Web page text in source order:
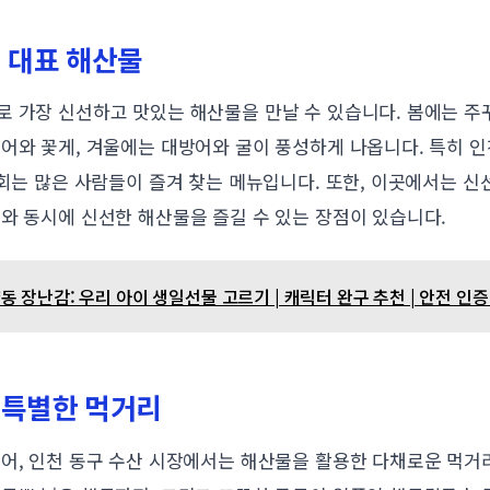
표 해산물
가장 신선하고 맛있는 해산물을 만날 수 있습니다. 봄에는
와 꽃게, 겨울에는 대방어와 굴이 풍성하게 나옵니다. 특히
많은 사람들이 즐겨 찾는 메뉴입니다. 또한, 이곳에서는 신
동시에 신선한 해산물을 즐길 수 있는 장점이 있습니다.
장난감: 우리 아이 생일선물 고르기 | 캐릭터 완구 추천 | 안전 인
별한 먹거리
, 인천 동구 수산 시장에서는 해산물을 활용한 다채로운 먹